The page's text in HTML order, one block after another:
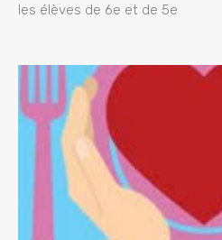
les élèves de 6e et de 5e